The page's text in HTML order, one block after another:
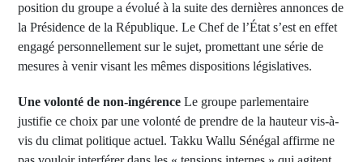
position du groupe a évolué à la suite des dernières annonces de
la Présidence de la République. Le Chef de l’État s’est en effet
engagé personnellement sur le sujet, promettant une série de
mesures à venir visant les mêmes dispositions législatives.
Une volonté de non-ingérence Le groupe parlementaire
justifie ce choix par une volonté de prendre de la hauteur vis-à-
vis du climat politique actuel. Takku Wallu Sénégal affirme ne